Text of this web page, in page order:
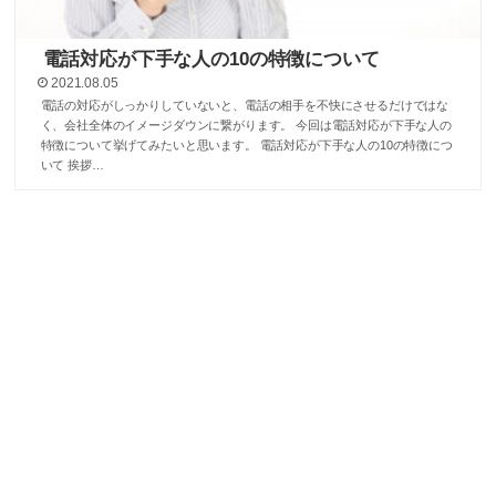
電話対応が下手な人の10の特徴について
2021.08.05
電話の対応がしっかりしていないと、電話の相手を不快にさせるだけではな
く、会社全体のイメージダウンに繋がります。 今回は電話対応が下手な人の
特徴について挙げてみたいと思います。 電話対応が下手な人の10の特徴につ
いて 挨拶…